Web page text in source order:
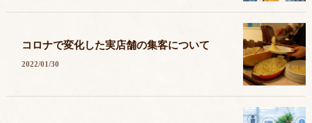
コロナで変化した実店舗の集客について
2022/01/30